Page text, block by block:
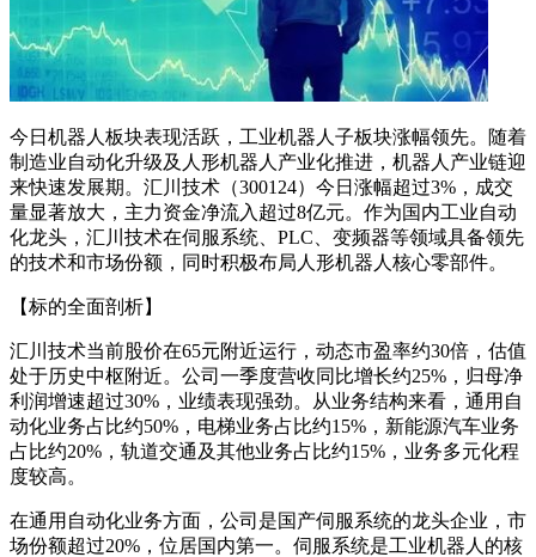
今日机器人板块表现活跃，工业机器人子板块涨幅领先。随着
制造业自动化升级及人形机器人产业化推进，机器人产业链迎
来快速发展期。汇川技术（300124）今日涨幅超过3%，成交
量显著放大，主力资金净流入超过8亿元。作为国内工业自动
化龙头，汇川技术在伺服系统、PLC、变频器等领域具备领先
的技术和市场份额，同时积极布局人形机器人核心零部件。
【标的全面剖析】
汇川技术当前股价在65元附近运行，动态市盈率约30倍，估值
处于历史中枢附近。公司一季度营收同比增长约25%，归母净
利润增速超过30%，业绩表现强劲。从业务结构来看，通用自
动化业务占比约50%，电梯业务占比约15%，新能源汽车业务
占比约20%，轨道交通及其他业务占比约15%，业务多元化程
度较高。
在通用自动化业务方面，公司是国产伺服系统的龙头企业，市
场份额超过20%，位居国内第一。伺服系统是工业机器人的核